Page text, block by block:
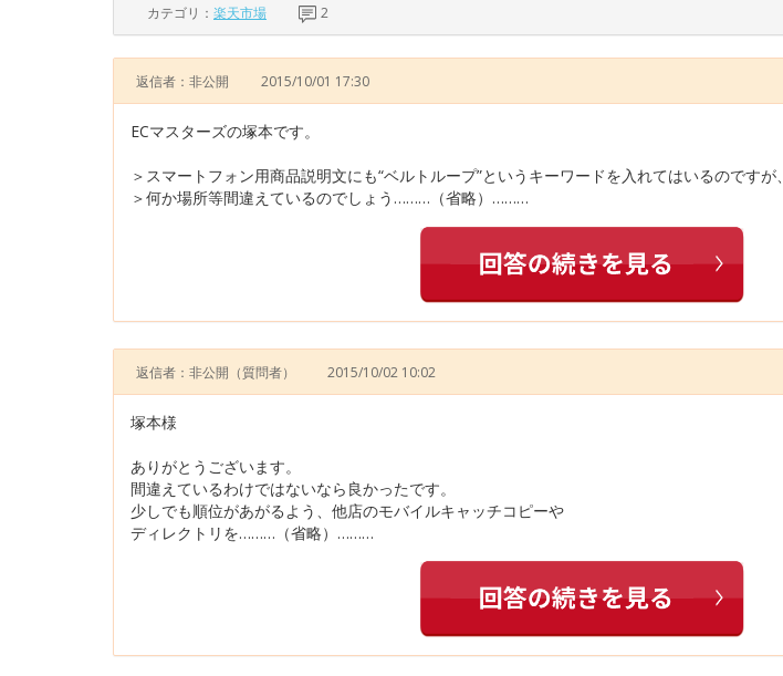
カテゴリ： 楽天市場 2
返信者：非公開 2015/10/01 17:30
ECマスターズの塚本です。
＞スマートフォン用商品説明文にも“ベルトループ”というキーワードを入れてはいるのですが、
＞何か場所等間違えているのでしょう………（省略）………
返信者：非公開 （質問者） 2015/10/02 10:02
塚本様
ありがとうございます。
間違えているわけではないなら良かったです。
少しでも順位があがるよう、他店のモバイルキャッチコピーや
ディレクトリを………（省略）………